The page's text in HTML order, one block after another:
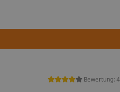
Bewertung: